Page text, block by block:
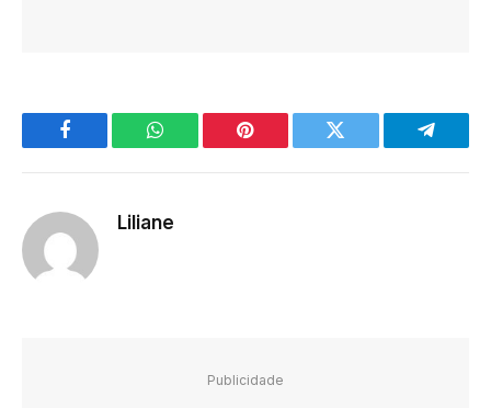
Facebook WhatsApp Pinterest Twitter
Liliane
Publicidade